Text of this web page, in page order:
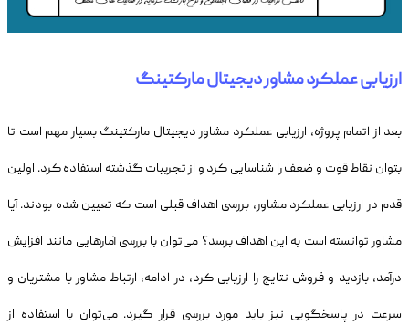
ارزیابی عملکرد مشاور دیجیتال مارکتینگ
بعد از اتمام پروژه، ارزیابی عملکرد مشاور دیجیتال مارکتینگ بسیار مهم است تا
بتوان نقاط قوت و ضعف را شناسایی کرد و از تجربیات گذشته استفاده کرد. اولین
قدم در ارزیابی عملکرد مشاور، بررسی اهداف قبلی است که تعیین شده بودند. آیا
مشاور توانسته است به این اهداف برسد؟ می‌توان با بررسی آمارهایی مانند افزایش
درآمد، بازدید و فروش نتایج را ارزیابی کرد، در ادامه، ارتباط مشاور با مشتریان و
سرعت در پاسخگویی نیز باید مورد بررسی قرار گیرد. می‌توان با استفاده از